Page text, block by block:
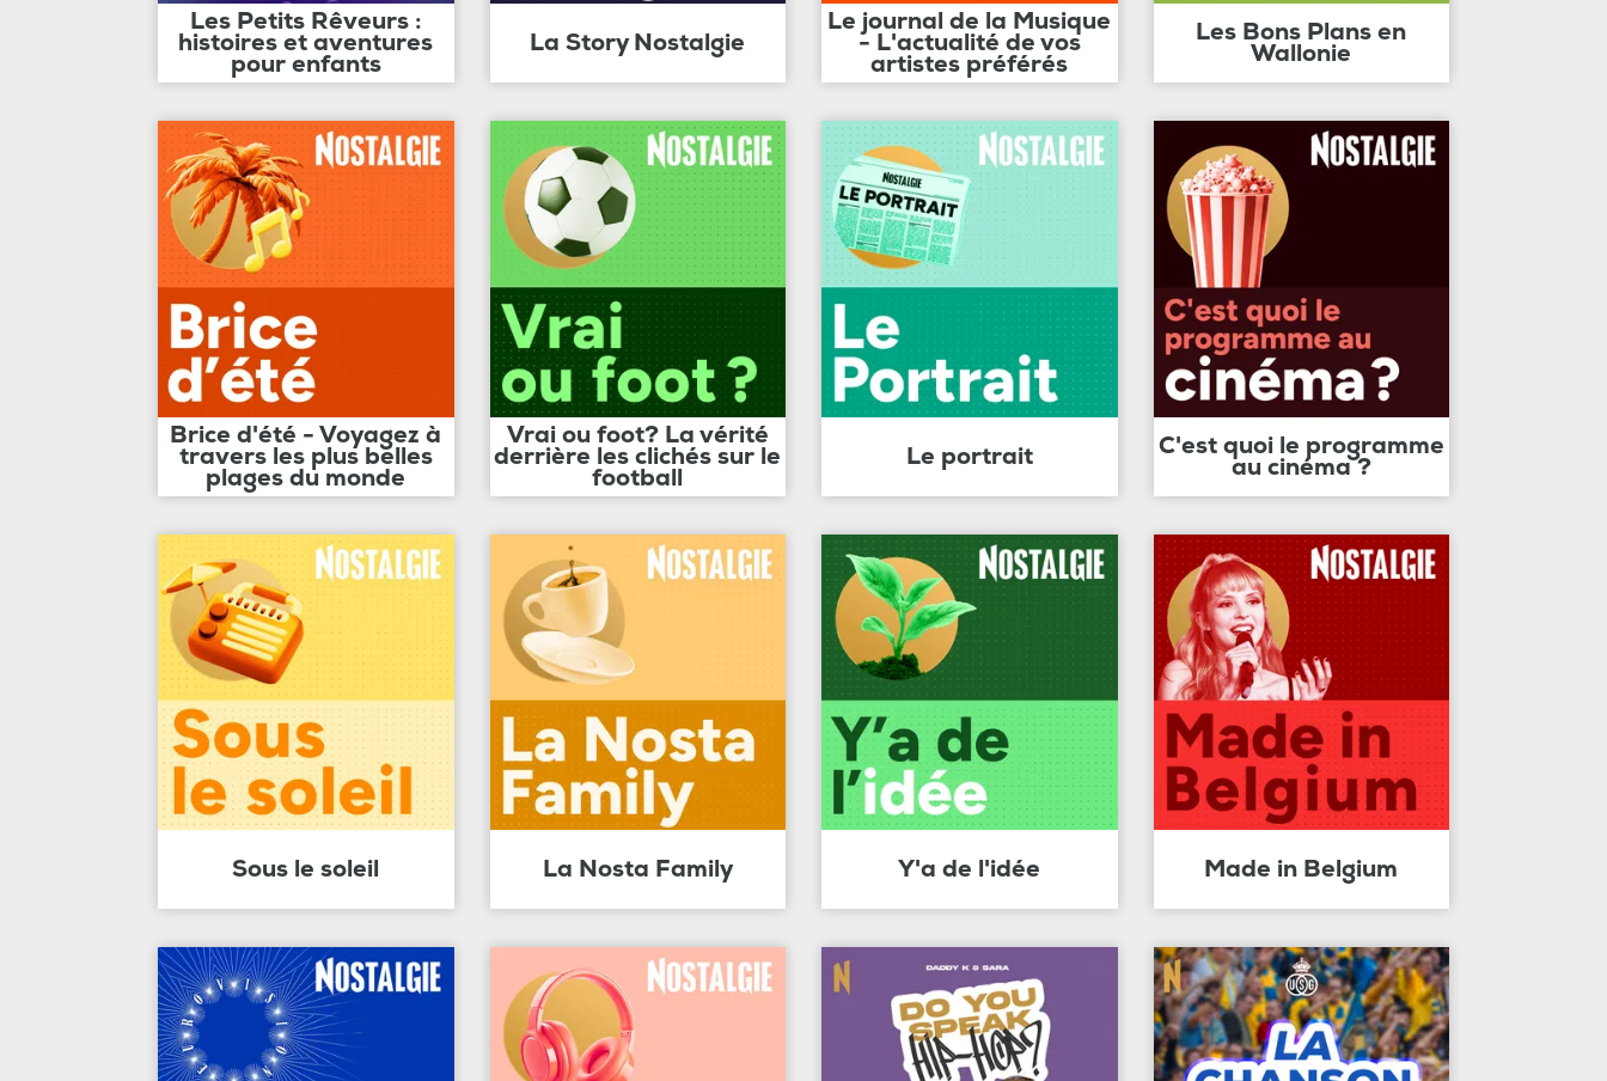
Les Petits Rêveurs :
histoires et aventures
pour enfants
La Story Nostalgie
Le journal de la Musique
- L'actualité de vos
artistes préférés
Les Bons Plans en
Wallonie
Brice d'été - Voyagez à
travers les plus belles
plages du monde
Vrai ou foot? La vérité
derrière les clichés sur le
football
Le portrait C'est quoi le programme
au cinéma ?
Sous le soleil La Nosta Family Y'a de l'idée Made in Belgium